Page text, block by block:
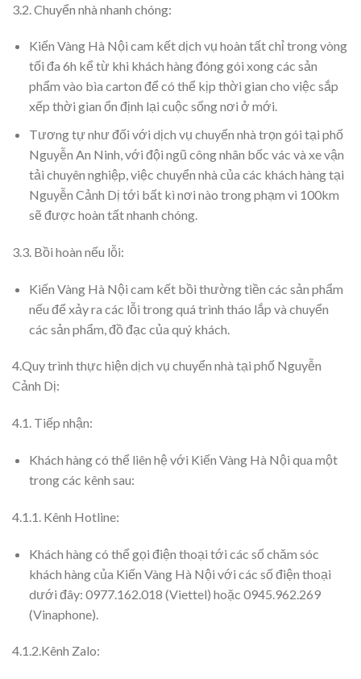
3.2. Chuyển nhà nhanh chóng:
Kiến Vàng Hà Nội cam kết dịch vụ hoàn tất chỉ trong vòng
tối đa 6h kể từ khi khách hàng đóng gói xong các sản
phẩm vào bìa carton để có thể kịp thời gian cho việc sắp
xếp thời gian ổn định lại cuộc sống nơi ở mới.
Tương tự như đối với dịch vụ chuyển nhà trọn gói tại phố
Nguyễn An Ninh, với đội ngũ công nhân bốc vác và xe vận
tải chuyên nghiệp, việc chuyển nhà của các khách hàng tại
Nguyễn Cảnh Dị tới bất kì nơi nào trong phạm vi 100km
sẽ được hoàn tất nhanh chóng.
3.3. Bồi hoàn nếu lỗi:
Kiến Vàng Hà Nội cam kết bồi thường tiền các sản phẩm
nếu để xảy ra các lỗi trong quá trình tháo lắp và chuyển
các sản phẩm, đồ đạc của quý khách.
4.Quy trình thực hiện dịch vụ chuyển nhà tại phố Nguyễn
Cảnh Dị:
4.1. Tiếp nhận:
Khách hàng có thể liên hệ với Kiến Vàng Hà Nội qua một
trong các kênh sau:
4.1.1. Kênh Hotline:
Khách hàng có thể gọi điện thoại tới các số chăm sóc
khách hàng của Kiến Vàng Hà Nội với các số điện thoại
dưới đây: 0977.162.018 (Viettel) hoặc 0945.962.269
(Vinaphone).
4.1.2.Kênh Zalo: